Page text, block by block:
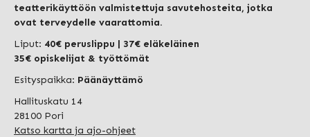
teatterikäyttöön valmistettuja savutehosteita, jotka
ovat terveydelle vaarattomia.
Liput: 40€ peruslippu | 37€ eläkeläinen
35€ opiskelijat & työttömät
Esityspaikka: Päänäyttämö
Hallituskatu 14
28100 Pori
Katso kartta ja ajo-ohjeet